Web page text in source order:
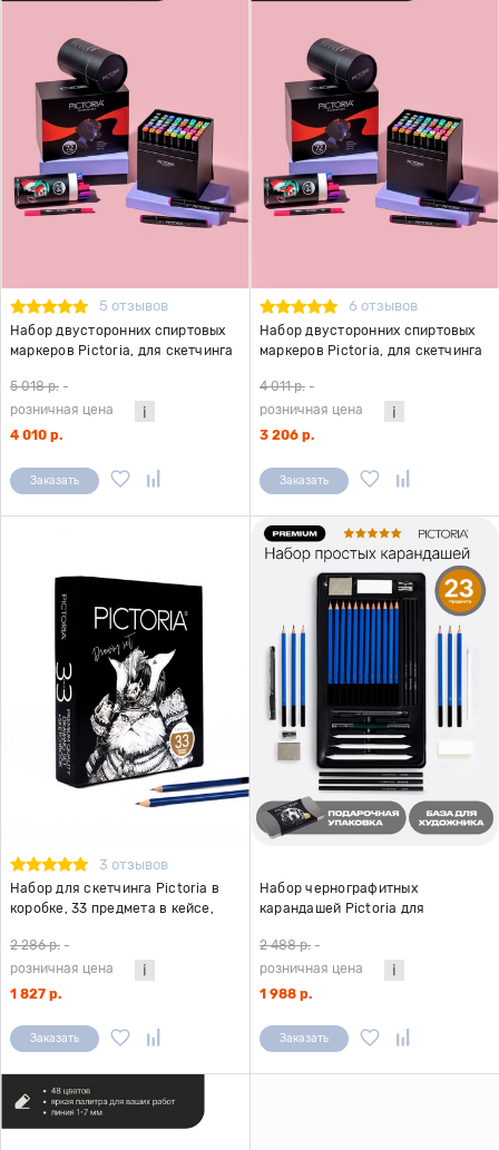
5 отзывов
Набор двусторонних спиртовых
маркеров Pictoria, для скетчинга
5 018 р. -
розничная цена
4 010 р.
Заказать
6 отзывов
Набор двусторонних спиртовых
маркеров Pictoria, для скетчинга
4 011 р. -
розничная цена
3 206 р.
Заказать
3 отзывов
Набор для скетчинга Pictoria в
коробке, 33 предмета в кейсе,
2 286 р. -
розничная цена
1 827 р.
Заказать
Набор чернографитных
карандашей Pictoria для
коробка
2 488 р. -
розничная цена
1 988 р.
Заказать